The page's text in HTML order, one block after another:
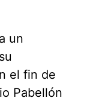
un
el fin de
Pabellón